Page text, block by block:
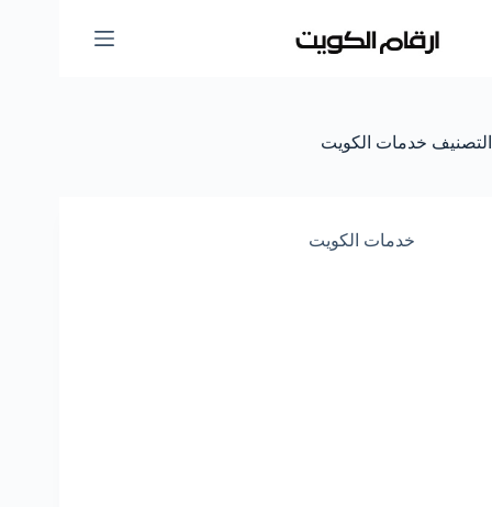
المحتوى
التصنيف خدمات الكويت
خدمات الكويت